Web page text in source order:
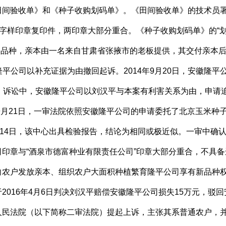
验收单》和《种子收购划码单》。《田间验收单》的技术员
样印章复印件，两印章大部分重合。《种子收购划码单》的“
种，亲本由一名来自甘肃省张掖市的老板提供，其交付亲本
公司以补充证据为由撤回起诉。2014年9月20日，安徽隆平
讼中，安徽隆平公司以刘汉平与本案有利害关系为由，申请
21日，一审法院依照安徽隆平公司的申请委托了北京玉米种
日，该中心出具检验报告，结论为相同或极近似。一审中确
章与“酒泉市德富种业有限责任公司”印章大部分重合，不具
户发放亲本、组织农户大面积种植繁育隆平公司享有新品种
年4月6日判决刘汉平赔偿安徽隆平公司损失15万元，驳
院（以下简称二审法院）提起上诉，主张其系普通农户，